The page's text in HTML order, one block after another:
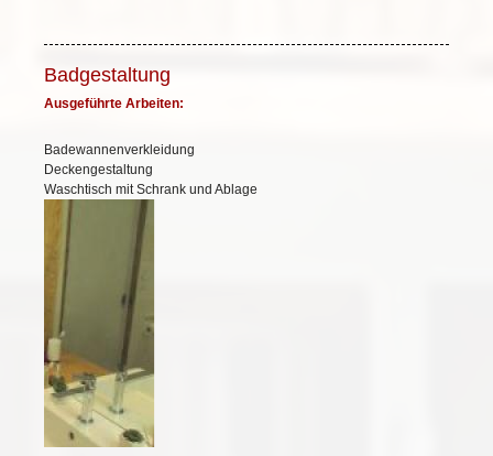
Badgestaltung
Ausgeführte Arbeiten:
Badewannenverkleidung
Deckengestaltung
Waschtisch mit Schrank und Ablage